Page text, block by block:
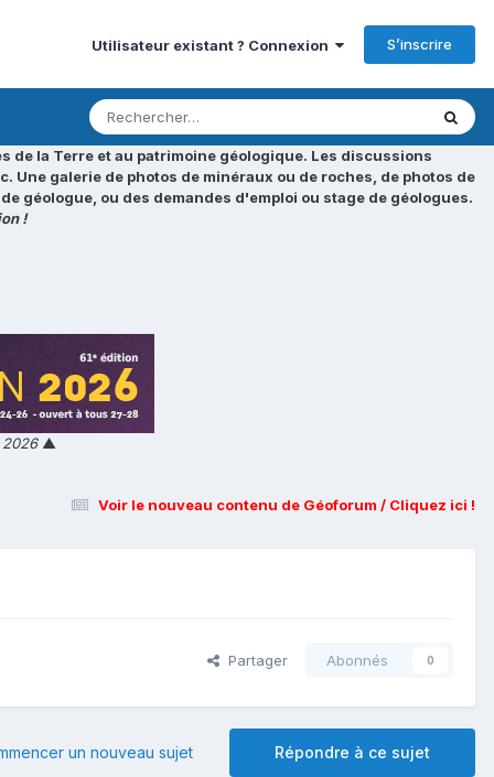
Utilisateur existant ? Connexion S’inscrire
de la Terre et au patrimoine géologique. Les discussions
galerie de photos de minéraux ou de roches, de photos de
géologue, ou des demandes d'emploi ou stage de géologues.
!
▲
Voir le nouveau contenu de Géoforum / Cliquez ici !
Partager Abonnés 0
Répondre à ce sujet
un nouveau sujet